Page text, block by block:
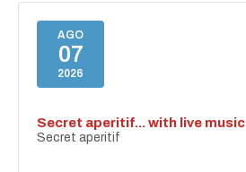
AGO
07
2026
Secret aperitif... with live music
Secret aperitif